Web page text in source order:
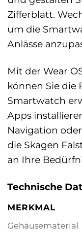
Zifferblatt.
um die
Anlässe
Mit der Wear
können Sie die
Smartwatch
Apps
Navigation
die Skagen
an Ihre
Technische
MERKMAL
Gehäusematerial